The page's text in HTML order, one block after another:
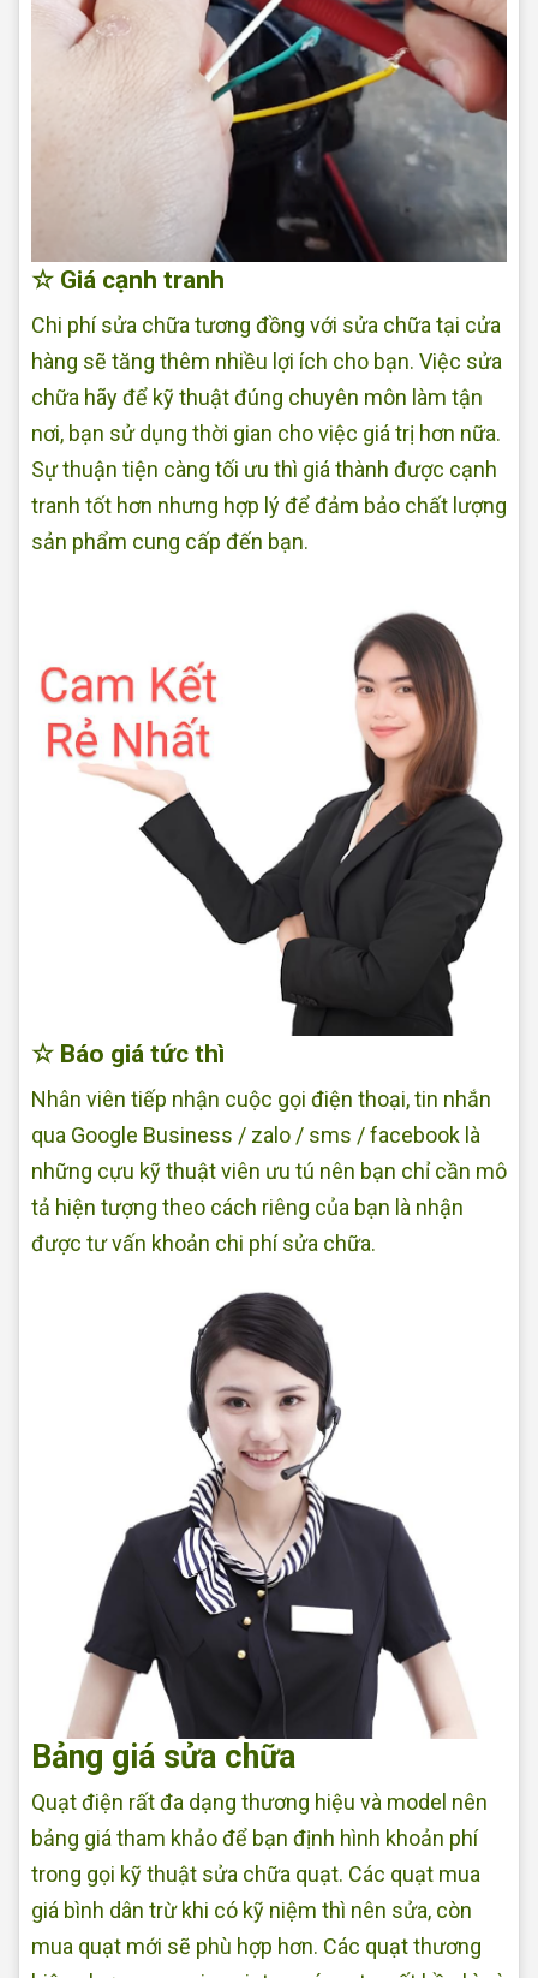
☆ Giá cạnh tranh
Chi phí sửa chữa tương đồng với sửa chữa tại cửa
hàng sẽ tăng thêm nhiều lợi ích cho bạn. Việc sửa
chữa hãy để kỹ thuật đúng chuyên môn làm tận
nơi, bạn sử dụng thời gian cho việc giá trị hơn nữa.
Sự thuận tiện càng tối ưu thì giá thành được cạnh
tranh tốt hơn nhưng hợp lý để đảm bảo chất lượng
sản phẩm cung cấp đến bạn.
☆ Báo giá tức thì
Nhân viên tiếp nhận cuộc gọi điện thoại, tin nhắn
qua Google Business / zalo / sms / facebook là
những cựu kỹ thuật viên ưu tú nên bạn chỉ cần mô
tả hiện tượng theo cách riêng của bạn là nhận
được tư vấn khoản chi phí sửa chữa.
Bảng giá sửa chữa
Quạt điện rất đa dạng thương hiệu và model nên
bảng giá tham khảo để bạn định hình khoản phí
trong gọi kỹ thuật sửa chữa quạt. Các quạt mua
giá bình dân trừ khi có kỹ niệm thì nên sửa, còn
mua quạt mới sẽ phù hợp hơn. Các quạt thương